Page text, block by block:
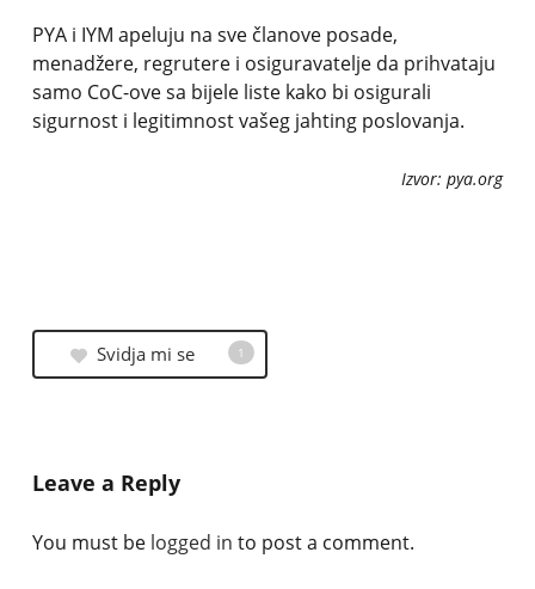
PYA i IYM apeluju na sve članove posade,
menadžere, regrutere i osiguravatelje da prihvataju
samo CoC-ove sa bijele liste kako bi osigurali
sigurnost i legitimnost vašeg jahting poslovanja.
Izvor: pya.org
Svidja mi se 1
Leave a Reply
You must be logged in to post a comment.